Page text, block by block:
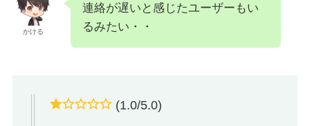
かける
連絡が遅いと感じたユーザーもい
るみたい・・
(1.0/5.0)